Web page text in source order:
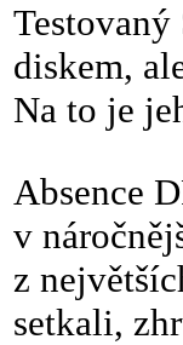
diskem,
Na to je
Absence
v
z
setkali,